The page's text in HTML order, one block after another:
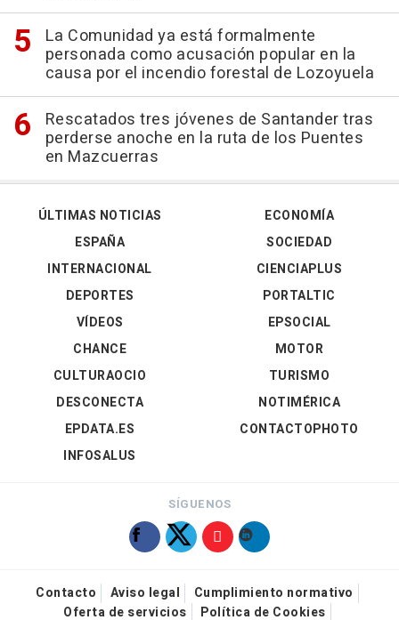
La Comunidad ya está formalmente
personada como acusación popular en la
causa por el incendio forestal de Lozoyuela
Rescatados tres jóvenes de Santander tras
perderse anoche en la ruta de los Puentes
en Mazcuerras
ÚLTIMAS NOTICIAS
ESPAÑA
INTERNACIONAL
DEPORTES
VÍDEOS
ECONOMÍA
SOCIEDAD
CIENCIAPLUS
PORTALTIC
EPSOCIAL
CHANCE
CULTURAOCIO
DESCONECTA
EPDATA.ES
INFOSALUS
MOTOR
TURISMO
NOTIMÉRICA
CONTACTOPHOTO
SÍGUENOS
Contacto Aviso legal
Cumplimiento normativo
Oferta de servicios
Política de Cookies